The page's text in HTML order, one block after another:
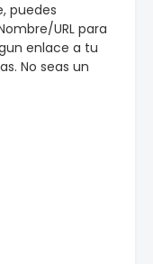
puedes
URL para
enlace a tu
No seas un